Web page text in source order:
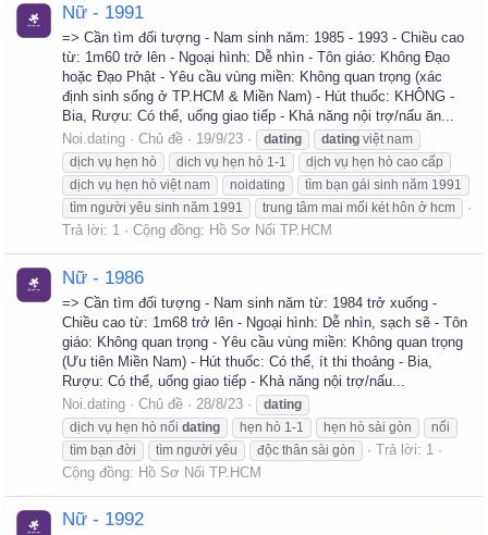
Nữ - 1991
=> Cần tìm đối tượng - Nam sinh năm: 1985 - 1993 - Chiều cao
từ: 1m60 trở lên - Ngoại hình: Dễ nhìn - Tôn giáo: Không Đạo
hoặc Đạo Phật - Yêu cầu vùng miền: Không quan trọng (xác
định sinh sống ở TP.HCM & Miền Nam) - Hút thuốc: KHÔNG -
Bia, Rượu: Có thể, uống giao tiếp - Khả năng nội trợ/nấu ăn...
Noi.dating
Chủ đề 19/9/23 dating dating việt nam
dịch vụ hẹn hò
dich vụ hẹn hò 1-1
dịch vụ hẹn hò cao cấp
dịch vụ hẹn hò việt nam
noidating
tìm bạn gái sinh năm 1991
tìm người yêu sinh năm 1991
trung tâm mai mối két hôn ở hcm
Trả lời: 1 Cộng đồng: Hồ Sơ Nối TP.HCM
Nữ - 1986
=> Cần tìm đối tượng - Nam sinh năm từ: 1984 trở xuống -
Chiều cao từ: 1m68 trở lên - Ngoại hình: Dễ nhìn, sạch sẽ - Tôn
giáo: Không quan trọng - Yêu cầu vùng miền: Không quan trọng
(Ưu tiên Miền Nam) - Hút thuốc: Có thể, ít thi thoảng - Bia,
Rượu: Có thể, uống giao tiếp - Khả năng nội trợ/nấu...
Noi.dating
Chủ đề 28/8/23
dating
dịch vụ hẹn hò nối dating hẹn hò 1-1 hẹn hò sài gòn
nối
tìm bạn đời
tìm người yêu độc thân sài gòn
Trả lời: 1
Cộng đồng: Hồ Sơ Nối TP.HCM
Nữ - 1992